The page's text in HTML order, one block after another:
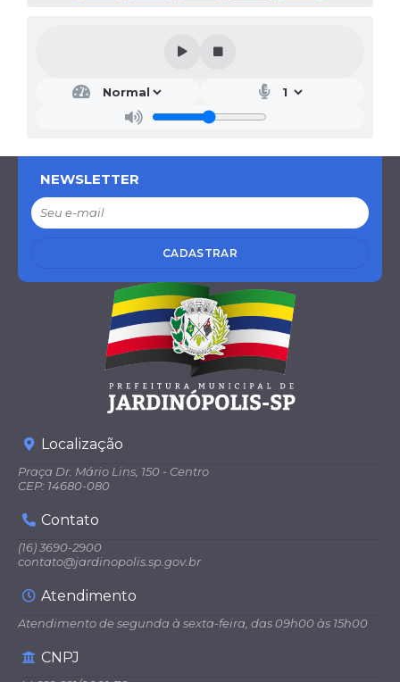
NEWSLETTER
CADASTRAR
Localização
Praça Dr. Mário Lins, 150 - Centro
CEP: 14680-080
Contato
(16) 3690-2900
contato@jardinopolis.sp.gov.br
Atendimento
Atendimento de segunda à sexta-feira, das 09h00 às 15h00
CNPJ